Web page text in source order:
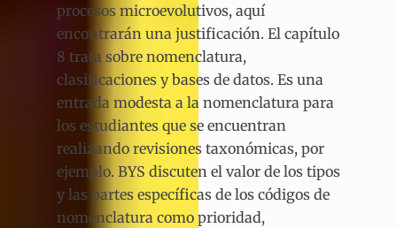
procesos microevolutivos, aquí
encontrarán una justificación. El capítulo
8 trata sobre nomenclatura,
clasificaciones y bases de datos. Es una
entrada modesta a la nomenclatura para
los estudiantes que se encuentran
realizando revisiones taxonómicas, por
ejemplo. BYS discuten el valor de los tipos
y las partes específicas de los códigos de
nomenclatura como prioridad,